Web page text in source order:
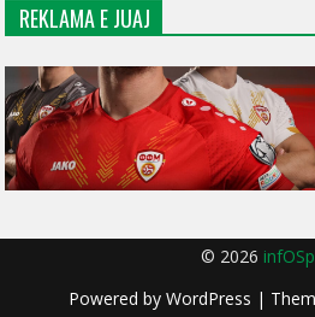
REKLAMA E JUAJ
© 2026
Powered by WordPress |